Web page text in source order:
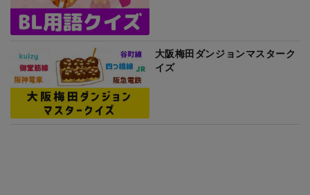
大阪梅田ダンジョンマスターク
イズ